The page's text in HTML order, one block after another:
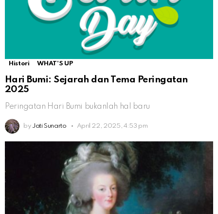
Histori WHAT'S UP
Hari Bumi: Sejarah dan Tema Peringatan
2025
Peringatan Hari Bumi bukanlah hal baru
by Jati Sunarto April 22, 2025, 4:53 pm